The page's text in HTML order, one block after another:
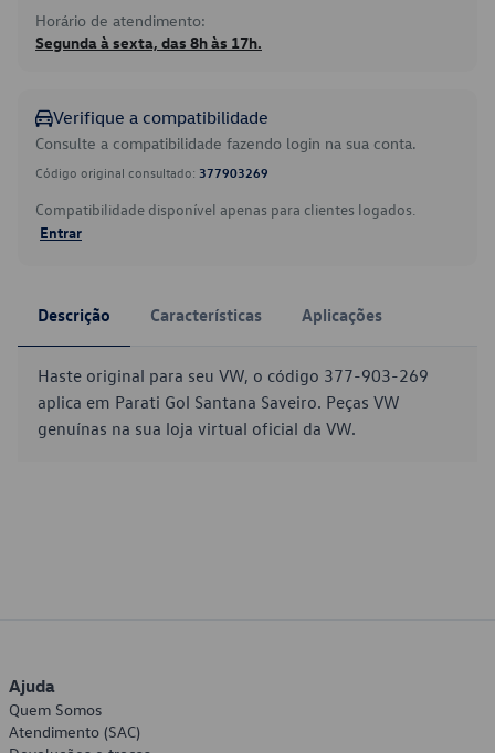
Horário de atendimento:
Segunda à sexta, das 8h às 17h.
Verifique a compatibilidade
Consulte a compatibilidade fazendo login na sua conta.
Código original consultado: 377903269
Compatibilidade disponível apenas para clientes logados.
Entrar
Descrição Características Aplicações
Haste original para seu VW, o código 377-903-269
aplica em Parati Gol Santana Saveiro. Peças VW
genuínas na sua loja virtual oficial da VW.
Ajuda
Quem Somos
Atendimento (SAC)